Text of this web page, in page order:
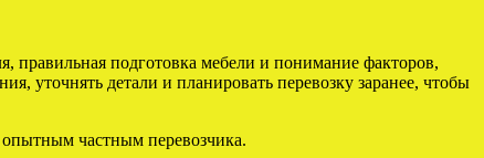
правильная подготовка мебели и понимание факторов,
уточнять детали и планировать перевозку заранее, чтобы
частным перевозчика.